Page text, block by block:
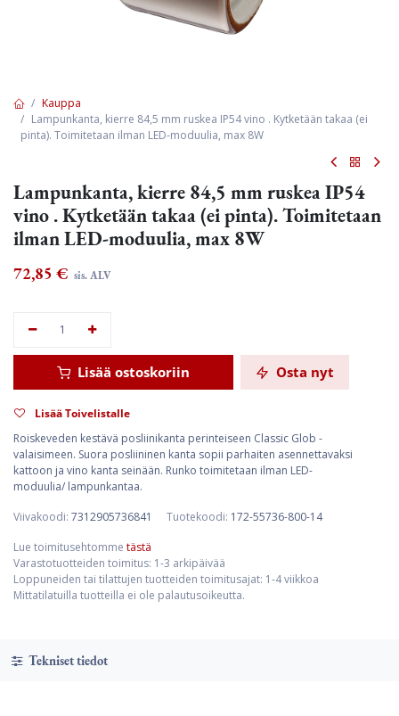
Kauppa
Lampunkanta, kierre 84,5 mm ruskea IP54 vino . Kytketään takaa (ei
pinta). Toimitetaan ilman LED-moduulia, max 8W
Lampunkanta, kierre 84,5 mm ruskea IP54
vino . Kytketään takaa (ei pinta). Toimitetaan
ilman LED-moduulia, max 8W
72,85 € sis. ALV
Lisää ostoskoriin Osta nyt
Lisää Toivelistalle
Roiskeveden kestävä posliinikanta perinteiseen Classic Glob -
valaisimeen. Suora posliininen kanta sopii parhaiten asennettavaksi
kattoon ja vino kanta seinään. Runko toimitetaan ilman LED-
moduulia/ lampunkantaa.
Viivakoodi: 7312905736841 Tuotekoodi: 172-55736-800-14
Lue toimitusehtomme tästä
Varastotuotteiden toimitus: 1-3 arkipäivää
Loppuneiden tai tilattujen tuotteiden toimitusajat: 1-4 viikkoa
Mittatilatuilla tuotteilla ei ole palautusoikeutta.
Tekniset tiedot